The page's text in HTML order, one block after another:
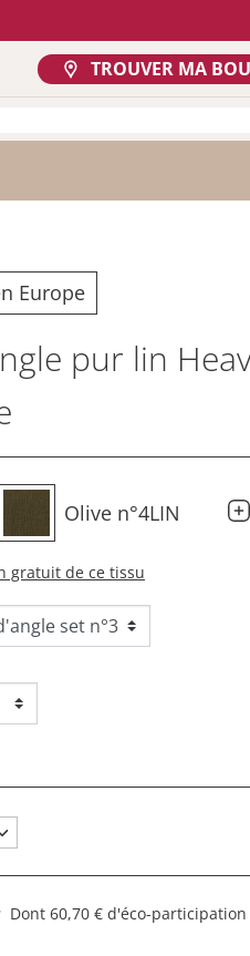
TROUVER MA
Europe
pur lin
Olive n°4LIN
gratuit de ce tissu
Dont 60,70 € d'éco-participation